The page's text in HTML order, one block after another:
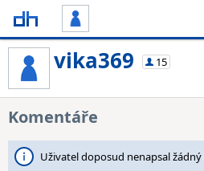
vika369 15
Komentáře
Uživatel doposud nenapsal